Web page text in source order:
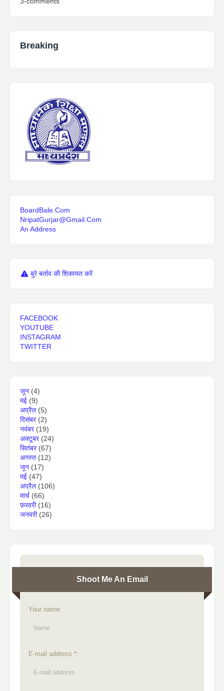
Breaking
BoardBale.Com
NripatGurjar@Gmail.Com
An Address
बुरे बर्ताव की शिकायत करें
FACEBOOK
YOUTUBE
INSTAGRAM
TWITTER
जून (4)
मई (9)
अप्रैल(5)
दिसंबर(2)
नवंबर(19)
अक्टूबर(24)
सितंबर(67)
अगस्त (12)
जून (17)
मई (47)
अप्रैल(106)
मार्च (66)
फ़रवरी(16)
जनवरी(26)
Shoot Me An Email
Your name:
E-mail address *: